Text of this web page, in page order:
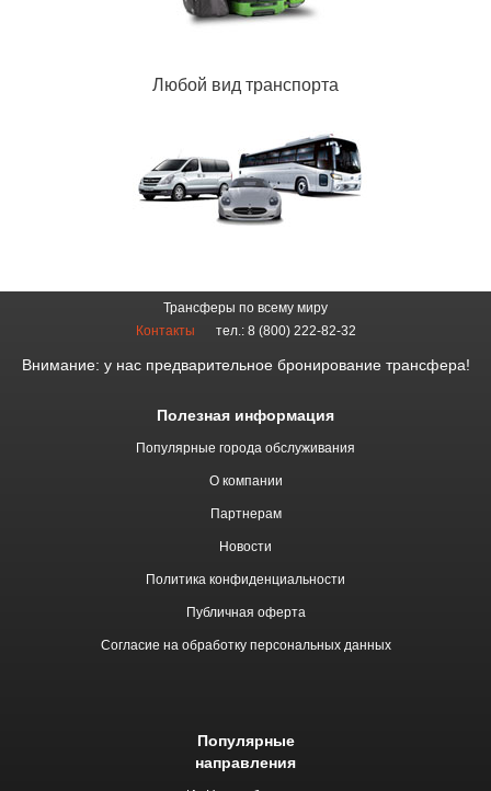
Любой вид транспорта
Популярные
направления
Трансферы по всему миру
Полезная информация
Популярные города обслуживания
О компании
Партнерам
Новости
Политика конфиденциальности
Публичная оферта
Согласие на обработку персональных данных
Контакты тел.: 8 (800) 222-82-32
Внимание: у нас предварительное бронирование трансфера!